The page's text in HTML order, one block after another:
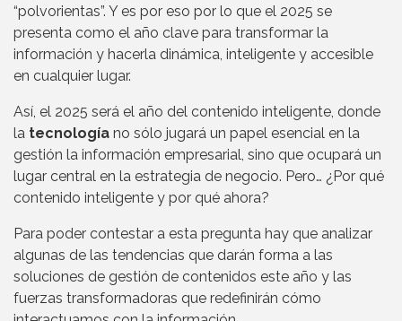
“polvorientas”. Y es por eso por lo que el 2025 se
presenta como el año clave para transformar la
información y hacerla dinámica, inteligente y accesible
en cualquier lugar.
Así, el 2025 será el año del contenido inteligente, donde
la tecnología no sólo jugará un papel esencial en la
gestión la información empresarial, sino que ocupará un
lugar central en la estrategia de negocio. Pero… ¿Por qué
contenido inteligente y por qué ahora?
Para poder contestar a esta pregunta hay que analizar
algunas de las tendencias que darán forma a las
soluciones de gestión de contenidos este año y las
fuerzas transformadoras que redefinirán cómo